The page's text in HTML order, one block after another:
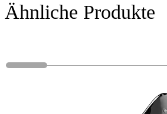
Ähnliche Produkte